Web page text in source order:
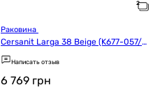
Cersanit Larga 38 Beige (K677-057/C
CWT1001506401)
Написать отзыв
6 769 грн